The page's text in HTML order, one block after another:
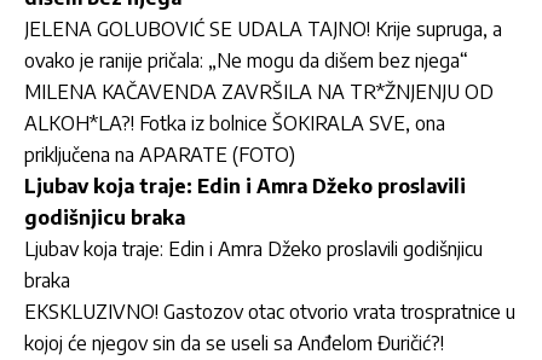
JELENA GOLUBOVIĆ SE UDALA TAJNO! Krije supruga, a
ovako je ranije pričala: „Ne mogu da dišem bez njega“
MILENA KAČAVENDA ZAVRŠILA NA TR*ŽNJENJU OD
ALKOH*LA?! Fotka iz bolnice ŠOKIRALA SVE, ona
priključena na APARATE (FOTO)
Ljubav koja traje: Edin i Amra Džeko proslavili
godišnjicu braka
Ljubav koja traje: Edin i Amra Džeko proslavili godišnjicu
braka
EKSKLUZIVNO! Gastozov otac otvorio vrata trospratnice u
kojoj će njegov sin da se useli sa Anđelom Đuričić?!